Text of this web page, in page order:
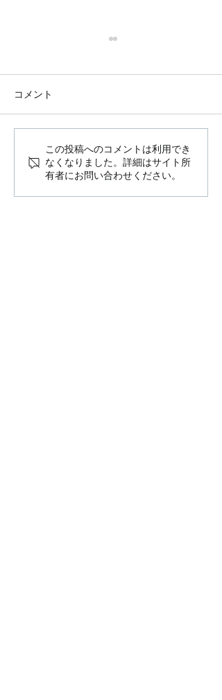
木造の保育園計画（愛知
県名古屋）
コメント
この投稿へのコメントは利用でき
なくなりました。詳細はサイト所
有者にお問い合わせください。